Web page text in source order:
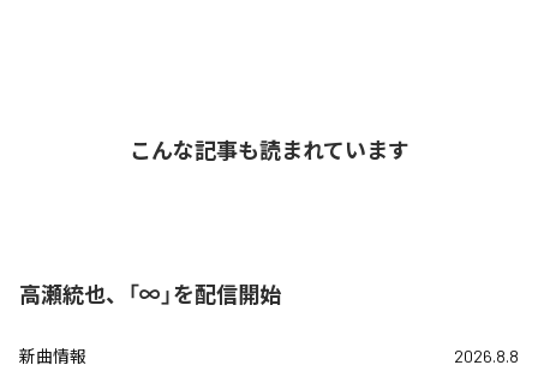
こんな記事も読まれています
高瀬統也、「∞」を配信開始
新曲情報 2026.8.8